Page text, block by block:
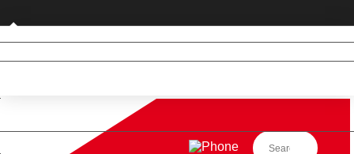
Privatkunde (nur DE)